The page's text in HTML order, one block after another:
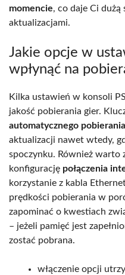
momencie, co daje Ci dużą
aktualizacjami.
Jakie opcje w
wpłynąć na
Kilka ustawień w konsoli
jakość pobierania gier.
automatycznego pobierania
aktualizacji nawet wtedy,
spoczynku. Również warto
konfigurację połączenia
korzystanie z kabla
prędkości pobierania w
zapominać o kwestiach
– jeżeli pamięć jest
zostać pobrana.
włączenie opcji